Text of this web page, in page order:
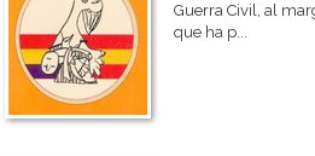
Guerra Civil, al
que ha p...